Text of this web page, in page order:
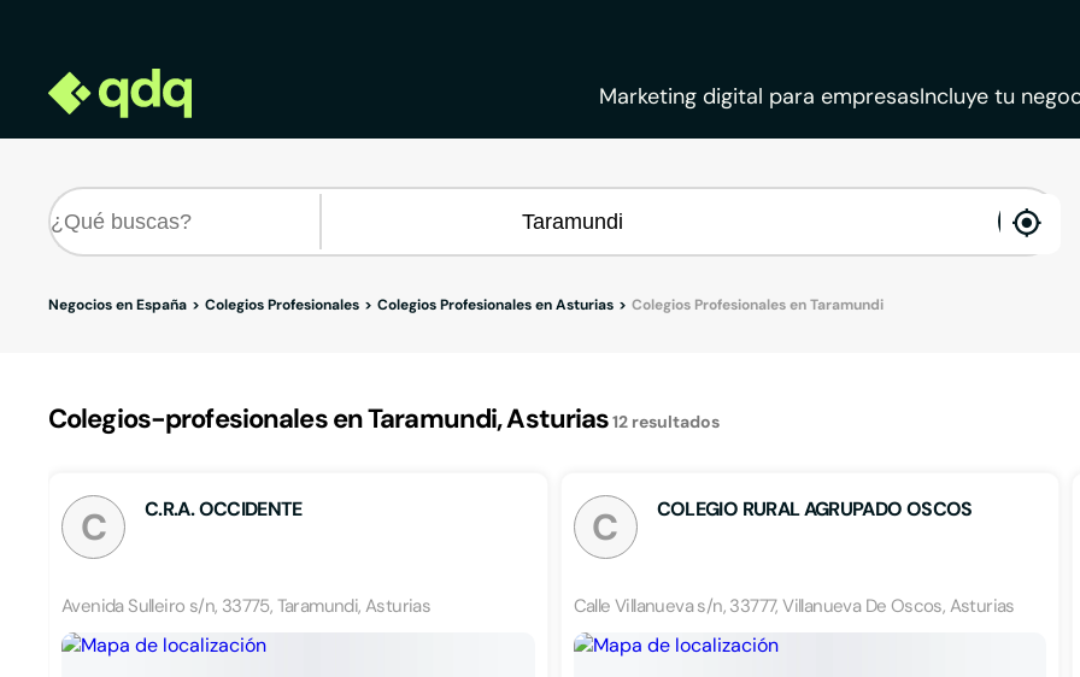
Marketing digital para empresasIncluye tu
Negocios en España Colegios Profesionales Colegios Profesionales en Asturias Colegios Profesionales en Taramundi
Colegios-profesionales en Taramundi, Asturias12 resultados
C C.R.A. OCCIDENTE
Avenida Sulleiro s/n, 33775, Taramundi, Asturias
C COLEGIO RURAL AGRUPADO OSCOS
Calle Villanueva s/n, 33777, Villanueva De Oscos, Asturias